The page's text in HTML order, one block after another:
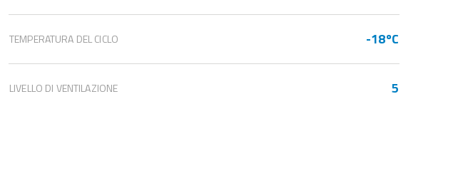
TEMPERATURA DEL CICLO -18ºC
LIVELLO DI VENTILAZIONE 5